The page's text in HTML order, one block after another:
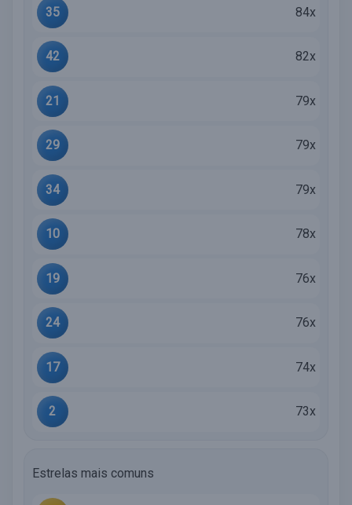
35 84x
42 82x
21 79x
29 79x
34 79x
10 78x
19 76x
24 76x
17 74x
2 73x
Estrelas mais comuns